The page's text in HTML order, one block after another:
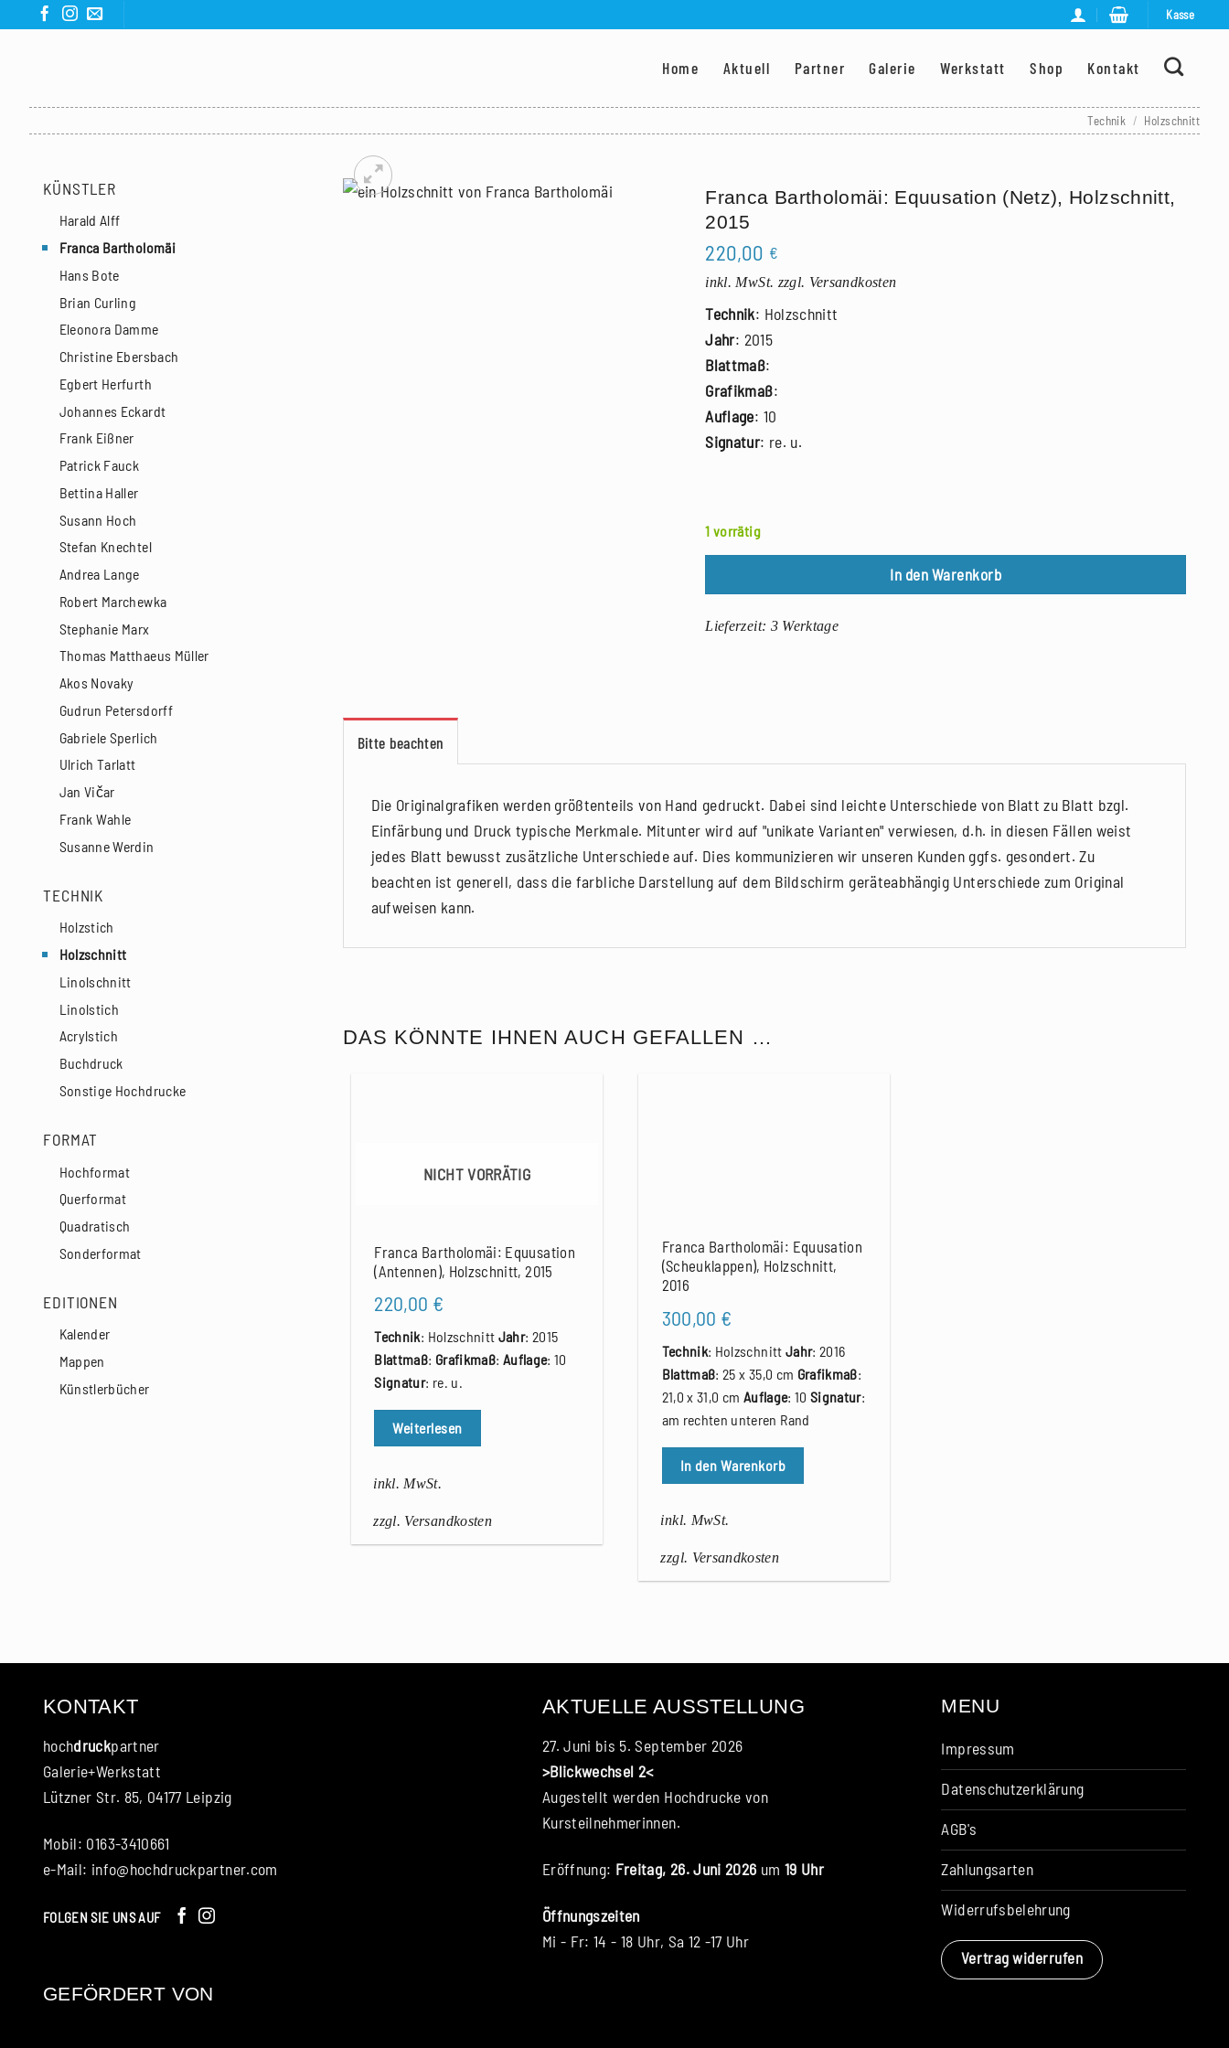
Kasse
Home Aktuell Partner Galerie Werkstatt Shop Kontakt
Technik / Holzschnitt
KÜNSTLER
Harald Alff
Franca Bartholomäi
Hans Bote
Brian Curling
Eleonora Damme
Christine Ebersbach
Egbert Herfurth
Johannes Eckardt
Frank Eißner
Patrick Fauck
Bettina Haller
Susann Hoch
Stefan Knechtel
Andrea Lange
Robert Marchewka
Stephanie Marx
Thomas Matthaeus Müller
Akos Novaky
Gudrun Petersdorff
Gabriele Sperlich
Ulrich Tarlatt
Jan Vičar
Frank Wahle
Susanne Werdin
TECHNIK
Holzstich
Holzschnitt
Linolschnitt
Linolstich
Acrylstich
Buchdruck
Sonstige Hochdrucke
FORMAT
Hochformat
Querformat
Quadratisch
Sonderformat
EDITIONEN
Kalender
Mappen
Künstlerbücher
Franca Bartholomäi: Equusation (Netz), Holzschnitt,
2015
220,00 €
inkl. MwSt. zzgl. Versandkosten
Technik: Holzschnitt
Jahr: 2015
Blattmaß:
Grafikmaß:
Auflage: 10
Signatur: re. u.
1 vorrätig
In den Warenkorb
Lieferzeit: 3 Werktage
Bitte beachten
Die Originalgrafiken werden größtenteils von Hand gedruckt. Dabei sind leichte Unterschiede von Blatt zu Blatt bzgl.
Einfärbung und Druck typische Merkmale. Mitunter wird auf "unikate Varianten" verwiesen, d.h. in diesen Fällen weist
jedes Blatt bewusst zusätzliche Unterschiede auf. Dies kommunizieren wir unseren Kunden ggfs. gesondert. Zu
beachten ist generell, dass die farbliche Darstellung auf dem Bildschirm geräteabhängig Unterschiede zum Original
aufweisen kann.
DAS KÖNNTE IHNEN AUCH GEFALLEN …
NICHT VORRÄTIG
Franca Bartholomäi: Equusation
(Antennen), Holzschnitt, 2015
220,00 €
Technik: Holzschnitt Jahr: 2015
Blattmaß: Grafikmaß: Auflage: 10
Signatur: re. u.
Weiterlesen
inkl. MwSt.
zzgl. Versandkosten
Franca Bartholomäi: Equusation
(Scheuklappen), Holzschnitt,
2016
300,00 €
Technik: Holzschnitt Jahr: 2016
Blattmaß: 25 x 35,0 cm Grafikmaß:
21,0 x 31,0 cm Auflage: 10Signatur:
am rechten unteren Rand
In den Warenkorb
inkl. MwSt.
zzgl. Versandkosten
KONTAKT
hochdruckpartner
Galerie+Werkstatt
Lützner Str. 85, 04177 Leipzig
Mobil: 0163-3410661
e-Mail: info@hochdruckpartner.com
FOLGEN SIE UNS AUF
GEFÖRDERT VON
AKTUELLE AUSSTELLUNG
27. Juni bis 5. September 2026
>Blickwechsel 2<
Augestellt werden Hochdrucke von
Kursteilnehmerinnen.
Eröffnung: Freitag, 26. Juni 2026 um 19 Uhr
Öffnungszeiten
Mi - Fr: 14 - 18 Uhr, Sa 12 -17 Uhr
MENU
Impressum
Datenschutzerklärung
AGB's
Zahlungsarten
Widerrufsbelehrung
Vertrag widerrufen